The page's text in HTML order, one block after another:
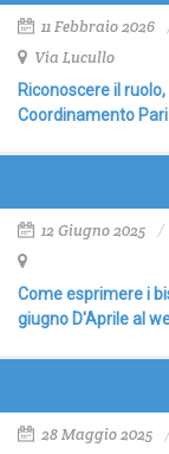
11 Febbraio 2026
Via Lucullo
Riconoscere il
Coordinamento Pari
12 Giugno 2025
Come esprimere i
giugno D'Aprile al
28 Maggio 2025